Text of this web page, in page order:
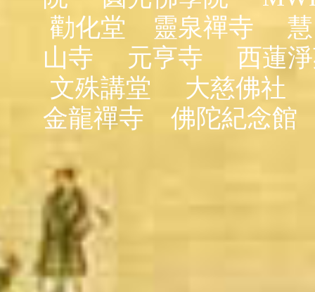
勸化堂
靈泉禪寺
山寺
元亨寺
西蓮
文殊講堂
大慈佛社
金龍禪寺
佛陀紀念館